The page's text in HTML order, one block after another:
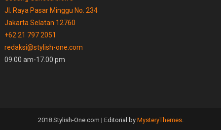
Jl. Raya Pasar Minggu No. 234
Jakarta Selatan 12760
+62 21 797 2051
redaksi@stylish-one.com
09.00 am-17.00 pm
2018 Stylish-One.com | Editorial by MysteryThemes.